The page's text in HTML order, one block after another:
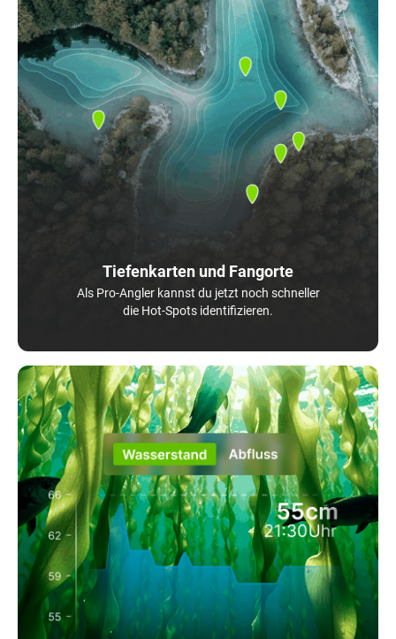
Tiefenkarten und Fangorte
Als Pro-Angler kannst du jetzt noch schneller
die Hot-Spots identifizieren.